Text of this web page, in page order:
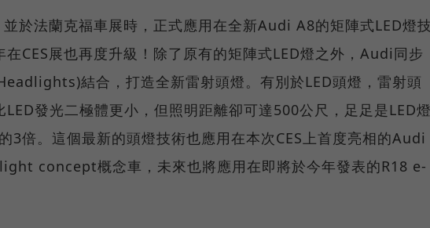
並於法蘭克福車展時，正式應用在全新Audi A8的矩陣式LED燈技
CES展也再度升級！除了原有的矩陣式LED燈之外，Audi同步
結合，打造全新雷射頭燈。有別於LED頭燈，雷射頭
發光二極體更小，但照明距離卻可達500公尺，足足是LED燈
3倍。這個最新的頭燈技術也應用在本次CES上首度亮相的Audi
concept概念車，未來也將應用在即將於今年發表的R18 e-